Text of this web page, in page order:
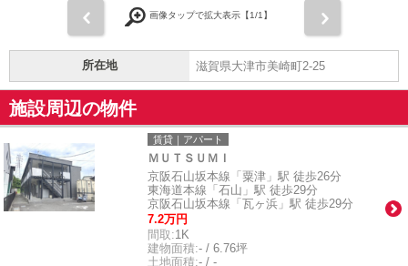
画像タップで拡大表示【1/1】
所在地 滋賀県大津市美崎町2-25
施設周辺の物件
賃貸｜アパート
ＭＵＴＳＵＭＩ
京阪石山坂本線「粟津」駅 徒歩26分
東海道本線「石山」駅 徒歩29分
京阪石山坂本線「瓦ヶ浜」駅 徒歩29分
7.2万円
間取:1K
建物面積:- / 6.76坪
土地面積:- / -